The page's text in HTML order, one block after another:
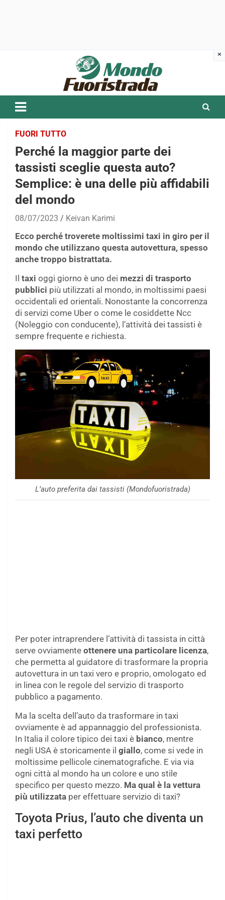
FUORI TUTTO
Perché la maggior parte dei
tassisti sceglie questa auto?
Semplice: è una delle più affidabili
del mondo
08/07/2023 Keivan Karimi
Ecco perché troverete moltissimi taxi in giro per il
mondo che utilizzano questa autovettura, spesso
anche troppo bistrattata.
Il taxi oggi giorno è uno dei mezzi di trasporto
pubblici più utilizzati al mondo, in moltissimi paesi
occidentali ed orientali. Nonostante la concorrenza
di servizi come Uber o come le cosiddette Ncc
(Noleggio con conducente), l’attività dei tassisti è
sempre frequente e richiesta.
L’auto preferita dai tassisti (Mondofuoristrada)
Per poter intraprendere l’attività di tassista in città
serve ovviamente ottenere una particolare licenza,
che permetta al guidatore di trasformare la propria
autovettura in un taxi vero e proprio, omologato ed
in linea con le regole del servizio di trasporto
pubblico a pagamento.
Ma la scelta dell’auto da trasformare in taxi
ovviamente è ad appannaggio del professionista.
In Italia il colore tipico dei taxi è bianco, mentre
negli USA è storicamente il giallo, come si vede in
moltissime pellicole cinematografiche. E via via
ogni città al mondo ha un colore e uno stile
specifico per questo mezzo. Ma qual è la vettura
più utilizzata per effettuare servizio di taxi?
Toyota Prius, l’auto che diventa un
taxi perfetto